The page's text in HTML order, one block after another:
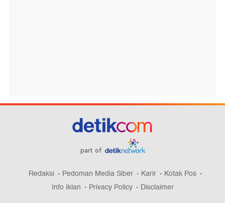
part of
Redaksi Pedoman Media Siber Karir
Kotak Pos
Info Iklan
Privacy Policy Disclaimer